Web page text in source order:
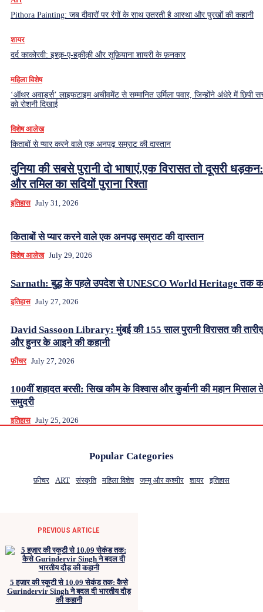
Pithora Painting: जब दीवारों पर रंगों के साथ उतरती है आस्था और पुरखों की कहानी
शायर
दर्द काकोरवी: इश्क़-ए-हक़ीक़ी और सूफ़ियाना शायरी के फ़नकार
महिला विशेष
‘ऑथर अवार्ड्स’ लाइफटाइम अचीवमेंट से सम्मानित उर्मिला पवार, जिन्होंने अंधेरे में छिपी
को रोशनी दिखाई
विशेष आलेख
किताबों से प्यार करने वाले एक अनपढ़ सम्राट की दास्तान
दुनिया की सबसे पुरानी दो भाषाएं,एक विरासत तो दूसरी
और तमिल का सदियों पुराना रिश्ता
इतिहास July 31, 2026
किताबों से प्यार करने वाले एक अनपढ़ सम्राट की दास्तान
विशेष आलेख July 29, 2026
Sarnath: बुद्ध के पहले उपदेश से UNESCO World Heritage तक
इतिहास July 27, 2026
David Sassoon Library: मुंबई की 155 साल पुरानी विरासत की
और हुनर के आइने की कहानी
फ़ीचर July 27, 2026
100वीं शहादत बरसी: सिख कौम के विश्वास और कुर्बानी की महान मिसाल
समुदरी
इतिहास July 25, 2026
Popular Categories
फ़ीचर ART संस्कृति महिला विशेष जम्मू और कश्मीर शायर इतिहास
PREVIOUS ARTICLE
5 हज़ार की स्कूटी से 10.09 सेकंड तक: कैसे
Gurindervir Singh ने बदल दी भारतीय दौड़
की कहानी